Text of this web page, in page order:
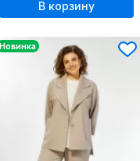
В корзину
Новинка